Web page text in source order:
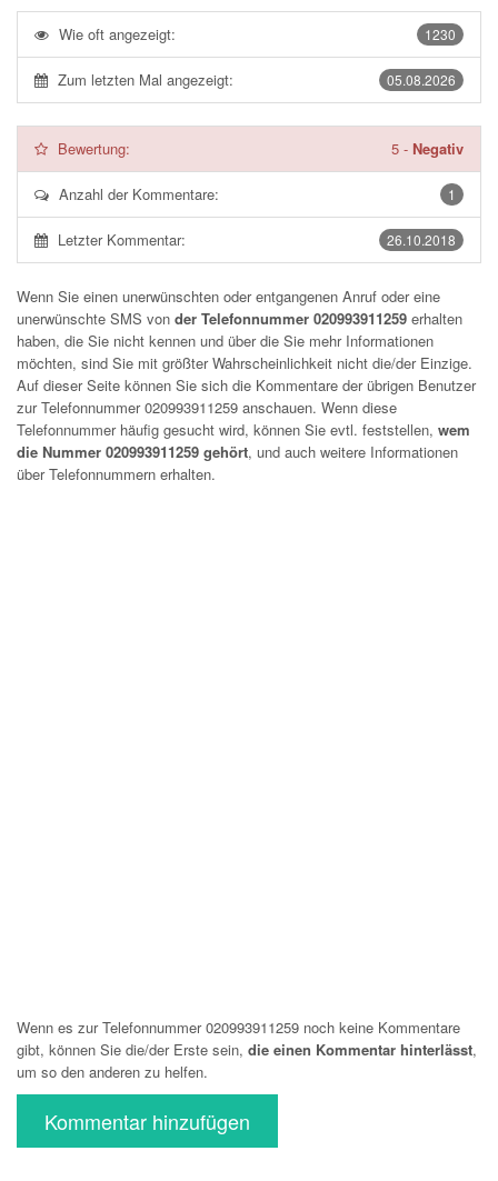
1230
Wie oft angezeigt:
05.08.2026
Zum letzten Mal angezeigt:
Bewertung: 5 - Negativ
1
Anzahl der Kommentare:
26.10.2018
Letzter Kommentar:
Wenn Sie einen unerwünschten oder entgangenen Anruf oder eine
unerwünschte SMS von der Telefonnummer 020993911259 erhalten
haben, die Sie nicht kennen und über die Sie mehr Informationen
möchten, sind Sie mit größter Wahrscheinlichkeit nicht die/der Einzige.
Auf dieser Seite können Sie sich die Kommentare der übrigen Benutzer
zur Telefonnummer020993911259 anschauen. Wenn diese
Telefonnummer häufig gesucht wird, können Sie evtl. feststellen, wem
die Nummer 020993911259 gehört, und auch weitere Informationen
über Telefonnummern erhalten.
Wenn es zur Telefonnummer 020993911259 noch keine Kommentare
gibt, können Sie die/der Erste sein, die einen Kommentar hinterlässt,
um so den anderen zu helfen.
Kommentar hinzufügen